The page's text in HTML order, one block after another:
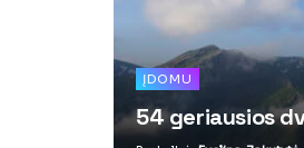
ĮDOMU
54 geriausios